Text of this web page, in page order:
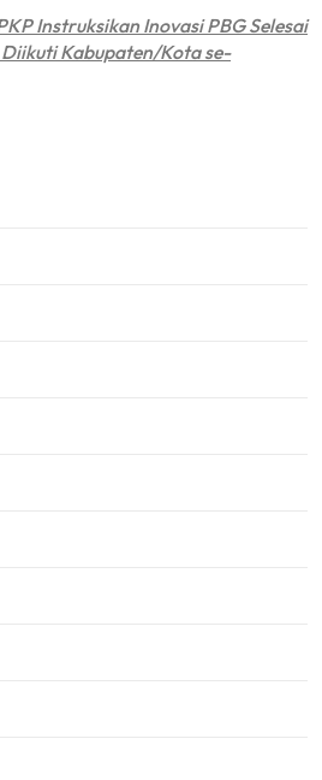
Instruksikan Inovasi PBG Selesai
Kabupaten/Kota se-